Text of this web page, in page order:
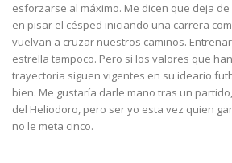
esforzarse al máximo. Me dicen que deja
en pisar el césped iniciando una carrera
vuelvan a cruzar nuestros caminos.
estrella tampoco. Pero si los valores que
trayectoria siguen vigentes en su ideario
bien. Me gustaría darle mano tras un
del Heliodoro, pero ser yo esta vez quien
no le meta cinco.